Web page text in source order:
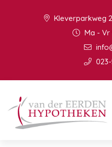
Kleverparkweg
Ma - Vr